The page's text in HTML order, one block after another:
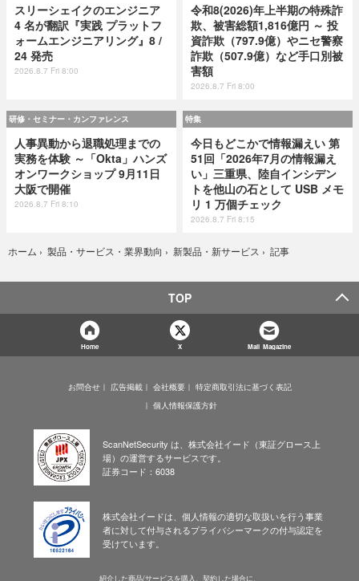
スリーシェイクのエンジニア
4 名が翻訳『実践 プラットフ
ォームエンジニアリング』8 /
24 発売
2026.8.7 Fri 8:00
令和8(2026)年上半期の特殊詐
欺、被害総額1,816億円 ～ 投
資詐欺（797.9億）やニセ警察
詐欺（507.9億）など手口別被
害額
2026.8.7 Fri 8:00
研修・セミナー・カンファレンス
人事異動から退職処理までの
実務を体験 ～「Okta」ハンズ
オンワークショップ 9月11日
大阪で開催
2026.8.7 Fri 8:10
特集
今日もどこかで情報漏えい 第
51回「2026年7月の情報漏え
い」三重県、陸自インシデン
トを他山の石として USB メモ
リ 1 万個チェック
2026.8.7 Fri 8:15
ホーム › 製品・サービス・業界動向 › 新製品・新サービス › 記事
TOP
Home X Mail Magazine
お問合せ 広告掲載 会社概要
特定商取引法に基づく表記
個人情報保護方針
ScanNetSecurity は、株式会社イード（東証グロース上
場）の運営するサービスです。
証券コード：6038
株式会社イードは、個人情報の適切な取扱いを行う事業
者に対して付与されるプライバシーマークの付与認定を
受けています。
紹介した商品/サービスを購入、契約した場合に、